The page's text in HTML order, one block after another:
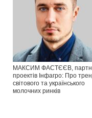
МАКСИМ ФАСТЄЄВ,
проектів Інфагро: Про
світового та українського
молочних ринків